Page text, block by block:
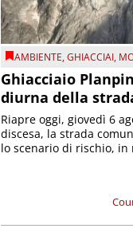
AMBIENTE,GHIACCIAI,
Ghiacciaio
diurna della
Riapre oggi, giovedì 6
discesa, la strada
lo scenario di rischio, in